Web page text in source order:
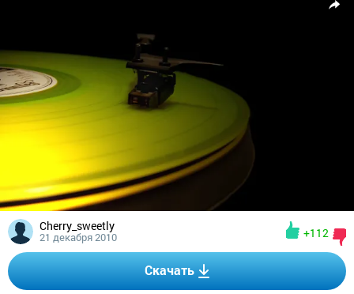
Cherry_sweetly
21 декабря 2010 +112
Скачать